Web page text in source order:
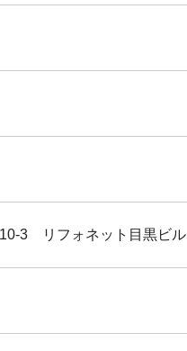
3 リフォネット目黒ビル